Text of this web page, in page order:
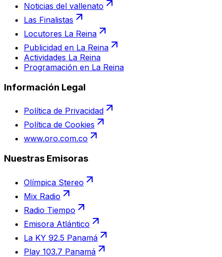
Noticias del vallenato
Las Finalistas
Locutores La Reina
Publicidad en La Reina
Actividades La Reina
Programación en La Reina
Información Legal
Política de Privacidad
Política de Cookies
www.oro.com.co
Nuestras Emisoras
Olímpica Stereo
Mix Radio
Radio Tiempo
Emisora Atlántico
La KY 92.5 Panamá
Play 103.7 Panamá